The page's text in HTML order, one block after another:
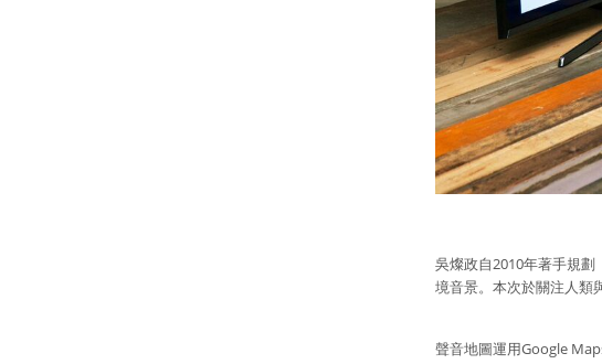
吳燦政自2010年著手規
境音景。本次於關注人類
聲音地圖運用Google